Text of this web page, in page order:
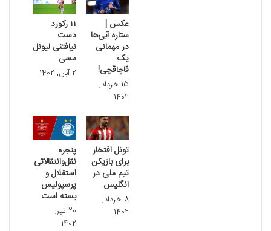
عکس |
ستاره آبی‌ها
در مهمانی
یک
قاچاقچی!
15 خرداد,
1402
۱۱ رکورد
دست
نیافتنی لیونل
مسی
2 آبان, 1402
تونل افتخار
برای بازیکن
تیم ملی در
انگلیس
8 خرداد,
1402
پنجره
نقل‌وانتقالاتی
استقلال و
پرسپولیس
بسته است
20 تیر,
1402